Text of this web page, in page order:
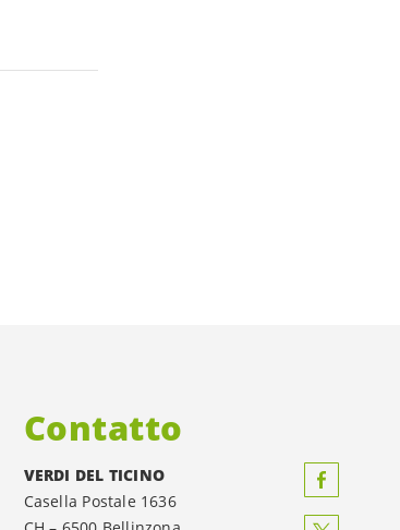
Contatto
VERDI DEL TICINO
Casella Postale 1636